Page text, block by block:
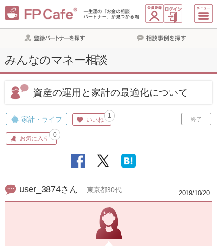
みんなのマネー相談
資産の運用と家計の最適化について
家計・ライフ いいね
1
お気に入り
0
終了
user_3874さん 東京都30代 2019/10/20